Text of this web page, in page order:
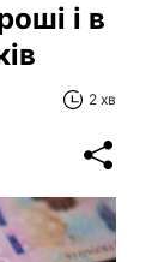
і в
2 хв